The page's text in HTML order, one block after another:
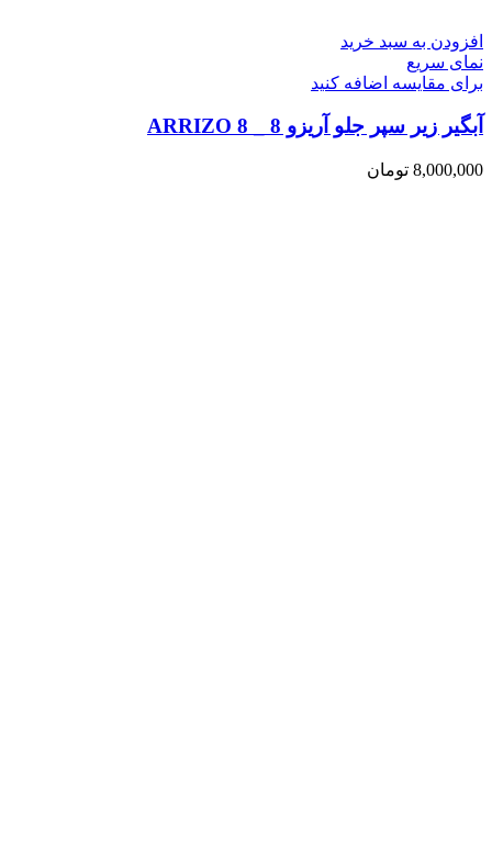
افزودن به سبد خرید
نمای سریع
برای مقایسه اضافه کنید
آبگیر زیر سپر جلو آریزو 8 _ ARRIZO 8
8,000,000 تومان